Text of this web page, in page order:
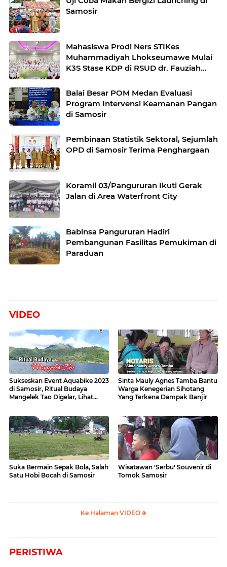
Samosir
Mahasiswa Prodi Ners STIKes
Muhammadiyah Lhokseumawe Mulai
K3S Stase KDP di RSUD dr. Fauziah
Balai Besar POM Medan Evaluasi
Program Intervensi Keamanan Pangan
di Samosir
Pembinaan Statistik Sektoral, Sejumlah
OPD di Samosir Terima Penghargaan
Koramil 03/Pangururan Ikuti Gerak
Jalan di Area Waterfront City
Babinsa Pangururan Hadiri
Pembangunan Fasilitas Pemukiman di
Paraduan
VIDEO
Sukseskan Event Aquabike 2023
di Samosir, Ritual Budaya
Mangelek Tao Digelar, Lihat
Sinta Mauly Agnes Tamba Bantu
Warga Kenegerian Sihotang
Yang Terkena Dampak Banjir
Suka Bermain Sepak Bola, Salah
Satu Hobi Bocah di Samosir
Wisatawan 'Serbu' Souvenir di
Tomok Samosir
Ke Halaman VIDEO
PERISTIWA